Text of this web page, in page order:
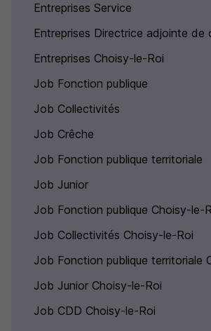
Entreprises Service
Entreprises Directrice adjointe de
Entreprises Choisy-le-Roi
Job Fonction publique
Job Collectivités
Job Crêche
Job Fonction publique territoriale
Job Junior
Job Fonction publique Choisy-le-
Job Collectivités Choisy-le-Roi
Job Fonction publique territoriale
Job Junior Choisy-le-Roi
Job CDD Choisy-le-Roi